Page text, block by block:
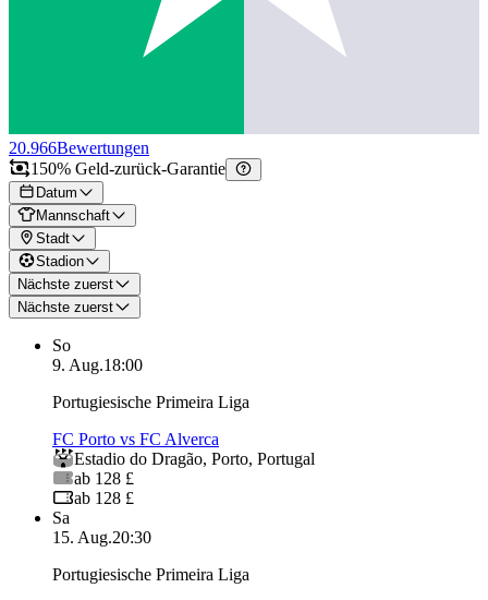
20.966Bewertungen
150% Geld-zurück-Garantie
Datum
Mannschaft
Stadt
Stadion
Nächste zuerst
Nächste zuerst
So
9. Aug.18:00
Portugiesische Primeira Liga
FC Porto vs FC Alverca
Estadio do Dragão, Porto, Portugal
ab 128 £
ab 128 £
Sa
15. Aug.20:30
Portugiesische Primeira Liga